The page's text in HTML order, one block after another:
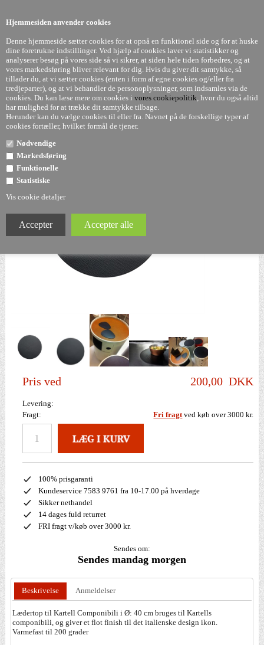
Hjemmesiden anvender cookies
Denne hjemmeside sætter cookies for at opnå en funktionel side og for at huske
dine foretrukne indstillinger. Ved hjælp af cookies laver vi statistikker og
analyserer besøg på vores side så vi sikrer, at siden hele tiden forbedres, og at
vores markedsføring bliver relevant for dig. Hvis du giver dit samtykke, så
tillader du, at vi sætter cookies (enten i form af egne cookies og/eller fra
tredjeparter), og at vi behandler de personoplysninger, som indsamles via de
cookies. Du kan læse mere om cookies i vores cookiepolitik, hvor du også altid
har mulighed for at trække dit samtykke tilbage.
Herunder kan du vælge cookies til eller fra. Navnet på de forskellige typer af
cookies fortæller, hvilket formål de tjener.
Nødvendige
Markedsføring
Funktionelle
Statistiske
Vis cookie detaljer
Toppe til componibili - 40 cm - antracit grå/ sort - læder
- LindDNA
Pris ved 200,00 DKK
Levering:
Fragt:
Fri fragtved køb over 3000 kr.
100% prisgaranti
Kundeservice 7583 9761 fra 10-17.00 på hverdage
Sikker nethandel
14 dages fuld returret
FRI fragt v/køb over 3000 kr.
Sendes om:
Sendes mandag morgen
Beskrivelse Anmeldelser
Lædertop til Kartell Componibili i Ø: 40 cm bruges til Kartells
componibili, og giver et flot finish til det italienske design ikon.
Varmefast til 200 grader